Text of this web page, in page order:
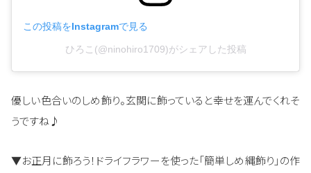
この投稿をInstagramで見る
ひろこ(@ninohiro1709)がシェアした投稿
優しい色合いのしめ飾り。玄関に飾っていると幸せを運んでくれそ
うですね♪
▼お正月に飾ろう！ドライフラワーを使った「簡単しめ縄飾り」の作